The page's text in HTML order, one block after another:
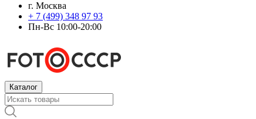
г. Москва
+ 7 (499) 348 97 93
Пн-Вс 10:00-20:00
Каталог